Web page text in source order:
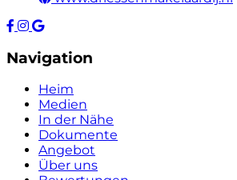
Navigation
Heim
Medien
In der Nähe
Dokumente
Angebot
Über uns